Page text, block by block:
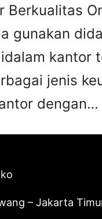
Berkualitas
gunakan
kantor
jenis
dengan…
– Jakarta